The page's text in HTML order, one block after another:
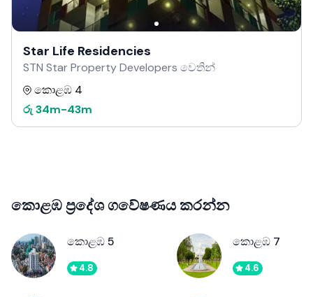
Star Life Residencies
STN Star Property Developers වෙතින්
කොළඹ 4
රු 34m-43m
කොළඹ ප්‍රදේශ ගවේෂණය කරන්න
කොළඹ 5
4.8
කොළඹ 7
4.6